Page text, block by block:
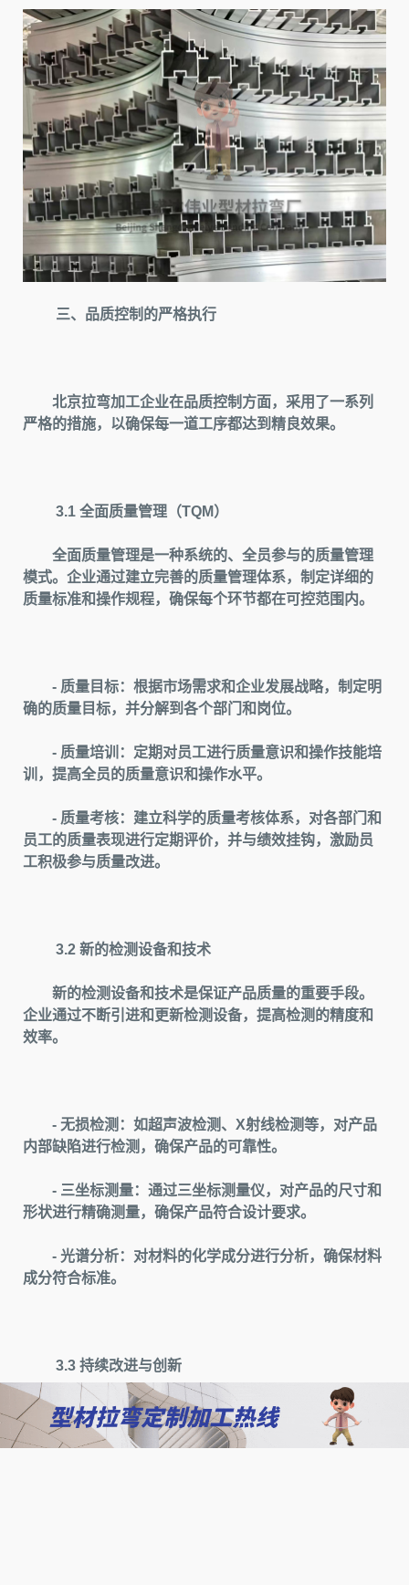
三、品质控制的严格执行
北京拉弯加工企业在品质控制方面，采用了一系列
严格的措施，以确保每一道工序都达到精良效果。
3.1 全面质量管理（TQM）
全面质量管理是一种系统的、全员参与的质量管理
模式。企业通过建立完善的质量管理体系，制定详细的
质量标准和操作规程，确保每个环节都在可控范围内。
- 质量目标：根据市场需求和企业发展战略，制定明
确的质量目标，并分解到各个部门和岗位。
- 质量培训：定期对员工进行质量意识和操作技能培
训，提高全员的质量意识和操作水平。
- 质量考核：建立科学的质量考核体系，对各部门和
员工的质量表现进行定期评价，并与绩效挂钩，激励员
工积极参与质量改进。
3.2 新的检测设备和技术
新的检测设备和技术是保证产品质量的重要手段。
企业通过不断引进和更新检测设备，提高检测的精度和
效率。
- 无损检测：如超声波检测、X射线检测等，对产品
内部缺陷进行检测，确保产品的可靠性。
- 三坐标测量：通过三坐标测量仪，对产品的尺寸和
形状进行精确测量，确保产品符合设计要求。
- 光谱分析：对材料的化学成分进行分析，确保材料
成分符合标准。
3.3 持续改进与创新
质量管理是一个持续改进的过程，企业通过不断的
技术创新和管理改进，提高产品质量和生产效率。